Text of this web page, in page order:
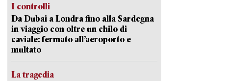
I controlli
Da Dubai a Londra fino alla Sardegna
in viaggio con oltre un chilo di
caviale: fermato all’aeroporto e
multato
La tragedia